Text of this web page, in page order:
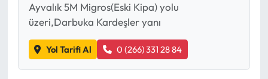
Ayvalık 5M Migros(Eski Kipa) yolu
üzeri,Darbuka Kardeşler yanı
Yol Tarifi Al 0 (266) 331 28 84